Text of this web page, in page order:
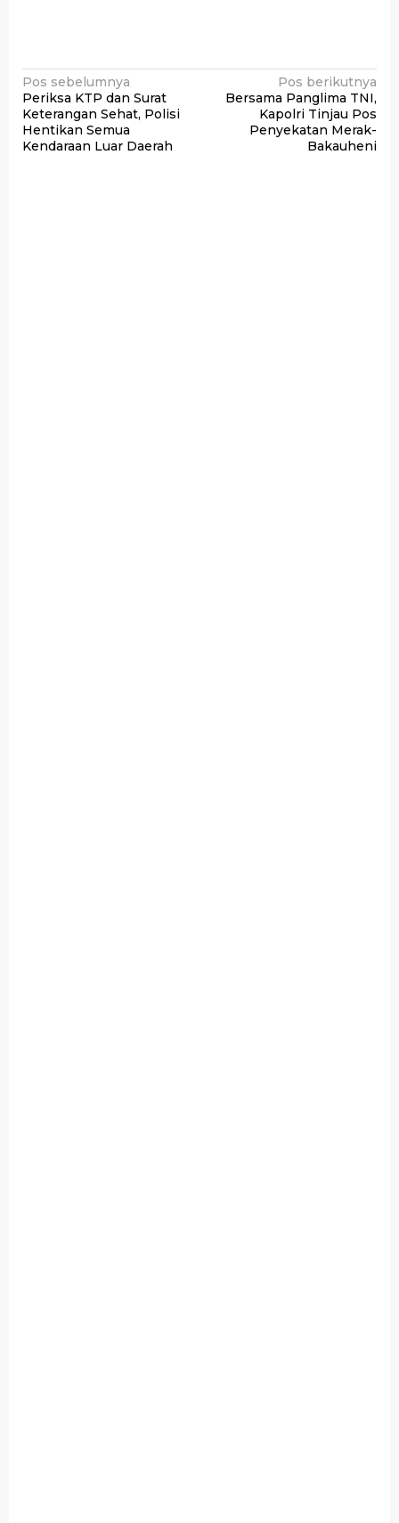
Navigasi
pos
Pos sebelumnya
Periksa KTP dan Surat
Keterangan Sehat, Polisi
Hentikan Semua
Kendaraan Luar Daerah
Pos berikutnya
Bersama Panglima TNI,
Kapolri Tinjau Pos
Penyekatan Merak-
Bakauheni